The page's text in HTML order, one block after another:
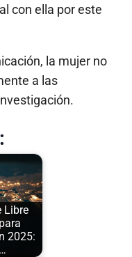
con ella por este
la mujer no
a las
Libre
2025: